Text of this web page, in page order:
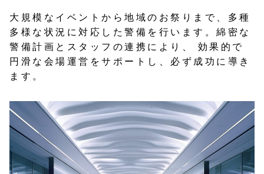
大規模なイベントから地域のお祭りまで、多種
多様な状況に対応した警備を行います。綿密な
警備計画とスタッフの連携により、 効果的で
円滑な会場運営をサポートし、必ず成功に導き
ます。